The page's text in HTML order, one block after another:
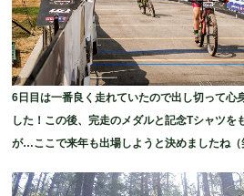
6日目は一番良く走れていたので出し切って心
した！この後、完走のメダルと記念Tシャツを
が…ここで来年も出場しようと決めましたね（